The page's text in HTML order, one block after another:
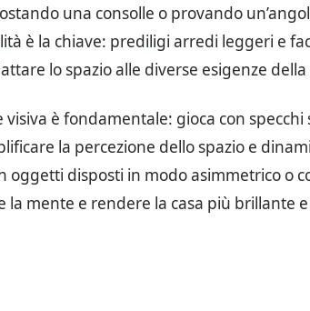
una consolle o provando
è la chiave: prediligi arredi leggeri e
lo spazio alle diverse esigenze
visiva è fondamentale: gioca con
la percezione dello spazio e
oggetti disposti in modo asimmetrico o
la mente e rendere la casa più brillante